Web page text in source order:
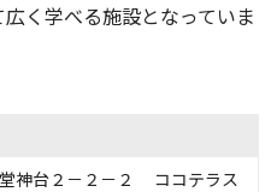
く学べる施設となっていま
神台２－２－２ ココテラス